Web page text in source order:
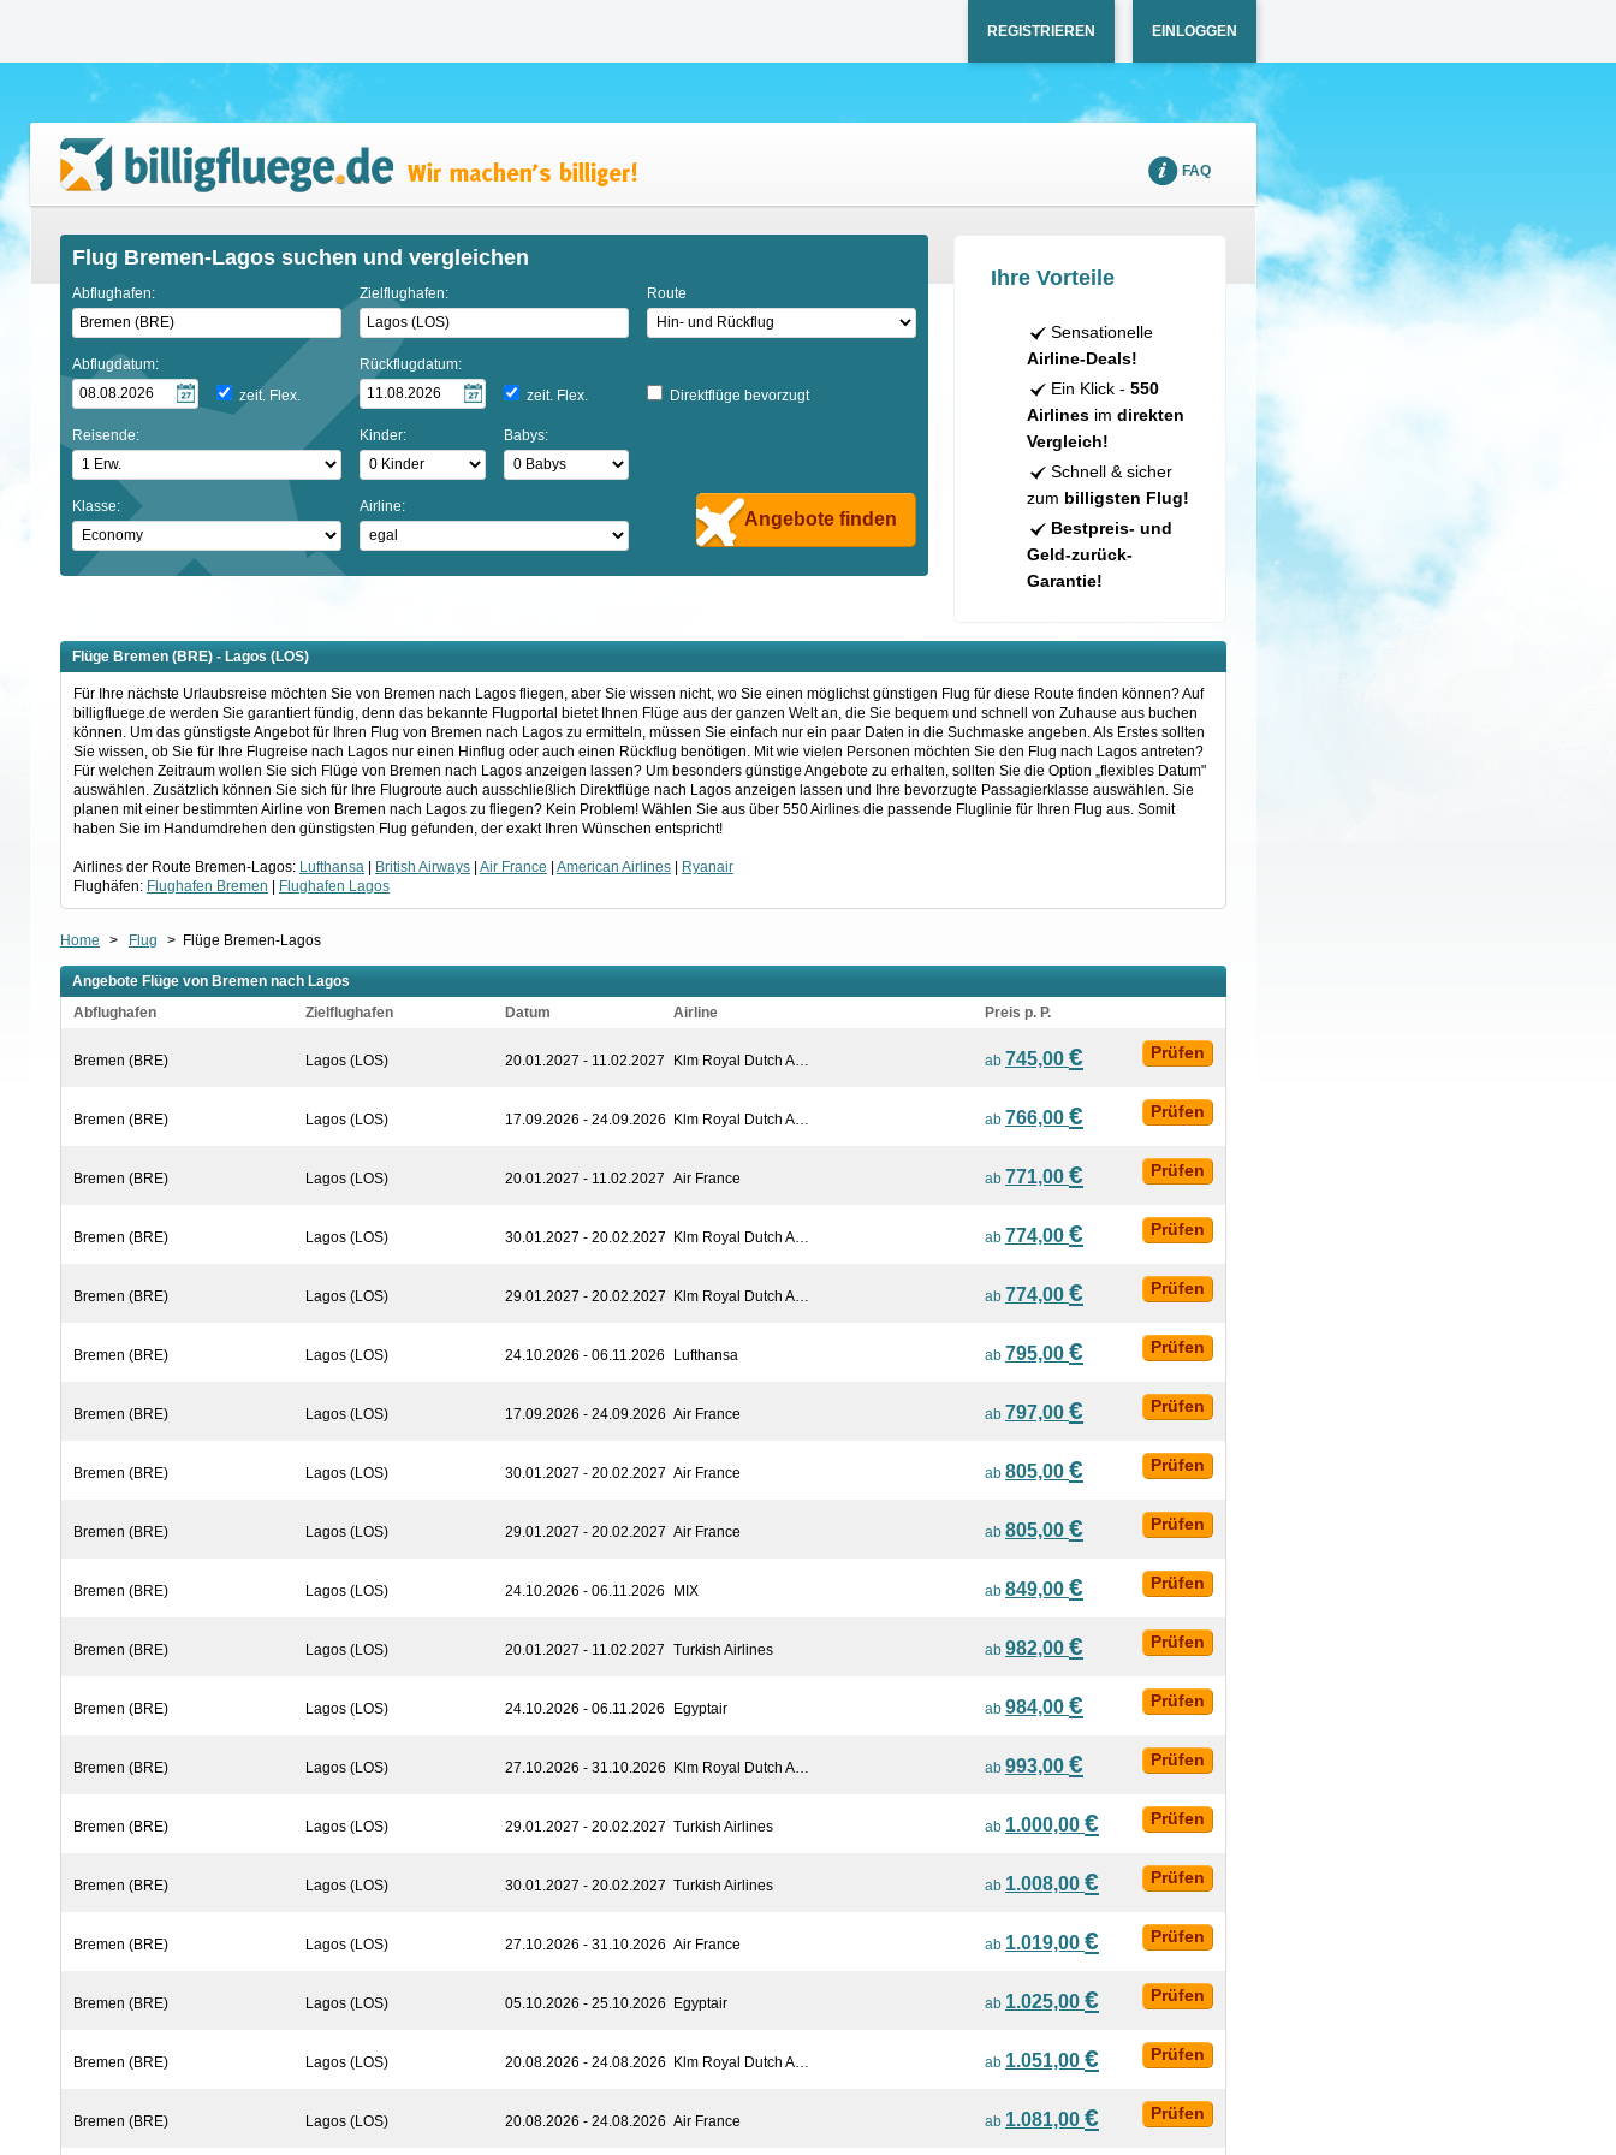
REGISTRIEREN EINLOGGEN
FAQ
Flug Bremen-Lagos suchen und vergleichen
Abflughafen: Zielflughafen: Route
Abflugdatum:
zeit. Flex.
Rückflugdatum:
zeit. Flex.
Direktflüge bevorzugt
Reisende: Kinder: Babys:
Klasse: Airline:
Angebote finden
Ihre Vorteile
Sensationelle
Airline-Deals!
Ein Klick - 550
Airlinesim direkten
Vergleich!
Schnell & sicher
zum billigsten Flug!
Bestpreis- und
Geld-zurück-
Garantie!
Flüge Bremen (BRE) - Lagos (LOS)
Für Ihre nächste Urlaubsreise möchten Sie von Bremen nach Lagos fliegen, aber Sie wissen nicht, wo Sie einen möglichst günstigen Flug für diese Route finden können? Auf
billigfluege.de werden Sie garantiert fündig, denn das bekannte Flugportal bietet Ihnen Flüge aus der ganzen Welt an, die Sie bequem und schnell von Zuhause aus buchen
können. Um das günstigste Angebot für Ihren Flug von Bremen nach Lagos zu ermitteln, müssen Sie einfach nur ein paar Daten in die Suchmaske angeben. Als Erstes sollten
Sie wissen, ob Sie für Ihre Flugreise nach Lagos nur einen Hinflug oder auch einen Rückflug benötigen. Mit wie vielen Personen möchten Sie den Flug nach Lagos antreten?
Für welchen Zeitraum wollen Sie sich Flüge von Bremen nach Lagos anzeigen lassen? Um besonders günstige Angebote zu erhalten, sollten Sie die Option „flexibles Datum"
auswählen. Zusätzlich können Sie sich für Ihre Flugroute auch ausschließlich Direktflüge nach Lagos anzeigen lassen und Ihre bevorzugte Passagierklasse auswählen. Sie
planen mit einer bestimmten Airline von Bremen nach Lagos zu fliegen? Kein Problem! Wählen Sie aus über 550 Airlines die passende Fluglinie für Ihren Flug aus. Somit
haben Sie im Handumdrehen den günstigsten Flug gefunden, der exakt Ihren Wünschen entspricht!
Airlines der Route Bremen-Lagos: Lufthansa| British Airways| Air France American Airlines|
Ryanair
Flughäfen: Flughafen Bremen Flughafen Lagos
Home > Flug > Flüge Bremen-Lagos
Angebote Flüge von Bremen nach Lagos
Abflughafen
Zielflughafen Datum Airline Preis p. P.
Bremen (BRE) Lagos (LOS) 20.01.2027 - 11.02.2027 Klm Royal Dutch A… ab 745,00 € Prüfen
Bremen (BRE) Lagos (LOS) 17.09.2026 - 24.09.2026 Klm Royal Dutch A… ab 766,00 € Prüfen
Bremen (BRE) Lagos (LOS) 20.01.2027 - 11.02.2027 Air France ab 771,00 € Prüfen
Bremen (BRE) Lagos (LOS) 30.01.2027 - 20.02.2027 Klm Royal Dutch A… ab 774,00 € Prüfen
Bremen (BRE) Lagos (LOS) 29.01.2027 - 20.02.2027 Klm Royal Dutch A… ab 774,00 € Prüfen
Bremen (BRE) Lagos (LOS) 24.10.2026 - 06.11.2026 Lufthansa ab 795,00 € Prüfen
Bremen (BRE) Lagos (LOS) 17.09.2026 - 24.09.2026 Air France ab 797,00 € Prüfen
Bremen (BRE) Lagos (LOS) 30.01.2027 - 20.02.2027 Air France ab 805,00 € Prüfen
Bremen (BRE) Lagos (LOS) 29.01.2027 - 20.02.2027 Air France ab 805,00 € Prüfen
Bremen (BRE) Lagos (LOS) 24.10.2026 - 06.11.2026 MIX ab 849,00 € Prüfen
Bremen (BRE) Lagos (LOS) 20.01.2027 - 11.02.2027 Turkish Airlines ab 982,00 € Prüfen
Bremen (BRE) Lagos (LOS) 24.10.2026 - 06.11.2026 Egyptair ab 984,00 € Prüfen
Bremen (BRE) Lagos (LOS) 27.10.2026 - 31.10.2026 Klm Royal Dutch A… ab 993,00 € Prüfen
Bremen (BRE) Lagos (LOS) 29.01.2027 - 20.02.2027 Turkish Airlines ab 1.000,00 € Prüfen
Bremen (BRE) Lagos (LOS) 30.01.2027 - 20.02.2027 Turkish Airlines ab 1.008,00 € Prüfen
Bremen (BRE) Lagos (LOS) 27.10.2026 - 31.10.2026 Air France ab 1.019,00 € Prüfen
Bremen (BRE) Lagos (LOS) 05.10.2026 - 25.10.2026 Egyptair ab 1.025,00 € Prüfen
Bremen (BRE) Lagos (LOS) 20.08.2026 - 24.08.2026 Klm Royal Dutch A… ab 1.051,00 € Prüfen
Bremen (BRE) Lagos (LOS) 20.08.2026 - 24.08.2026 Air France ab 1.081,00 € Prüfen